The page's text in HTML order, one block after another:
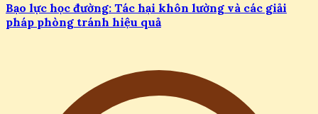
Bạo lực học đường: Tác hại khôn lường và các giải
pháp phòng tránh hiệu quả